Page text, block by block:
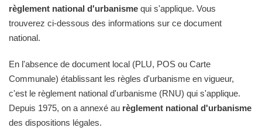
règlement national d'urbanisme qui s'applique. Vous
trouverez ci-dessous des informations sur ce document
national.
En l'absence de document local (PLU, POS ou Carte
Communale) établissant les règles d'urbanisme en vigueur,
c'est le règlement national d'urbanisme (RNU) qui s'applique.
Depuis 1975, on a annexé au règlement national d'urbanisme
des dispositions légales.